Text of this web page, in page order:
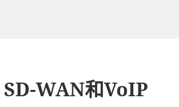
WAN和VoIP